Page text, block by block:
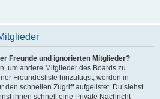
Freunde und ignorierten Mitglieder?
um andere Mitglieder des Boards zu
Freundesliste hinzufügst, werden in
den schnellen Zugriff aufgelistet. Du siehst
ihnen schnell eine Private Nachricht